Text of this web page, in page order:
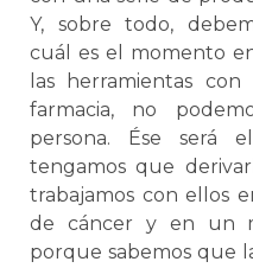
Y, sobre todo,
cuál es el momento
las herramientas
farmacia, no
persona. Ése será
tengamos que
trabajamos con ellos
de cáncer y en un
porque sabemos que